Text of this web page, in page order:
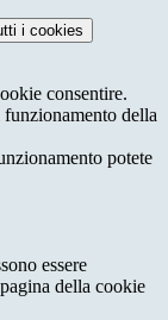
i cookies
consentire.
della
potete
essere
della cookie